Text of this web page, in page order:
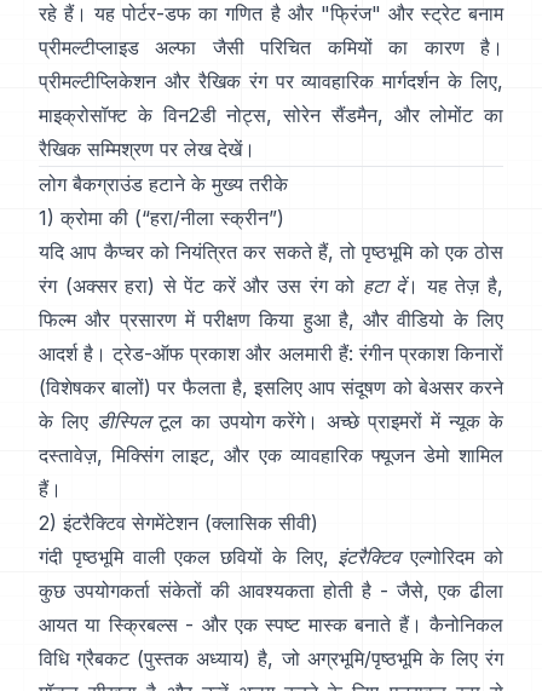
रहे हैं। यहपोर्टर-डफ का गणित है और "फ्रिंज" और स्ट्रेट बनाम
प्रीमल्टीप्लाइड अल्फा जैसी परिचित कमियों का कारण है।
प्रीमल्टीप्लिकेशन और रैखिक रंग पर व्यावहारिक मार्गदर्शन के लिए,
माइक्रोसॉफ्ट के विन2डी नोट्स, सोरेन सैंडमैन, और लोमोंट का
रैखिक सम्मिश्रण पर लेखदेखें।
लोग बैकग्राउंड हटाने के मुख्य तरीके
1) क्रोमा की (“हरा/नीला स्क्रीन”)
यदि आप कैप्चर को नियंत्रित कर सकते हैं, तो पृष्ठभूमि को एक ठोस
रंग (अक्सर हरा) से पेंट करें और उस रंग को हटा दें। यह तेज़ है,
फिल्म और प्रसारण में परीक्षण किया हुआ है, और वीडियो के लिए
आदर्श है। ट्रेड-ऑफ प्रकाश और अलमारी हैं: रंगीन प्रकाश किनारों
(विशेषकर बालों) पर फैलता है, इसलिए आप संदूषण को बेअसर करने
के लिए डीस्पिलटूल का उपयोग करेंगे। अच्छे प्राइमरों मेंन्यूक के
दस्तावेज़, मिक्सिंग लाइट, और एक व्यावहारिक फ्यूजन डेमोशामिल
हैं।
2) इंटरैक्टिव सेगमेंटेशन (क्लासिक सीवी)
गंदी पृष्ठभूमि वाली एकल छवियों के लिए, इंटरैक्टिवएल्गोरिदम को
कुछ उपयोगकर्ता संकेतों की आवश्यकता होती है - जैसे, एक ढीला
आयत या स्क्रिबल्स - और एक स्पष्ट मास्क बनाते हैं। कैनोनिकल
विधि ग्रैबकट (पुस्तक अध्याय) है, जो अग्रभूमि/पृष्ठभूमि के लिए रंग